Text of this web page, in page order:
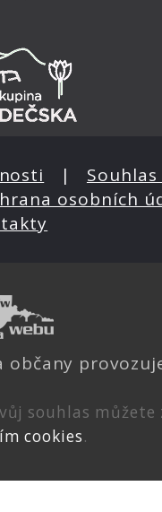
| Souhlas
osobních
občany
souhlas
cookies.